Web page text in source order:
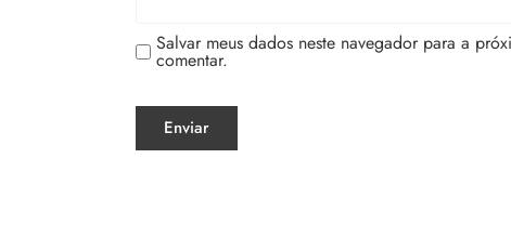
Salvar meus dados neste navegador para a
comentar.